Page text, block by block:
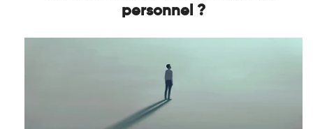
personnel ?